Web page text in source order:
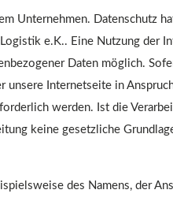
Unternehmen. Datenschutz
e.K.. Eine Nutzung der
Daten möglich.
unsere Internetseite in
werden. Ist die
keine gesetzliche
des Namens, der